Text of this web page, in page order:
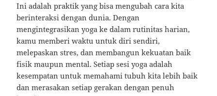
Ini adalah praktik yang bisa mengubah cara kita
berinteraksi dengan dunia. Dengan
mengintegrasikan yoga ke dalam rutinitas harian,
kamu memberi waktu untuk diri sendiri,
melepaskan stres, dan membangun kekuatan baik
fisik maupun mental. Setiap sesi yoga adalah
kesempatan untuk memahami tubuh kita lebih baik
dan merasakan setiap gerakan dengan penuh